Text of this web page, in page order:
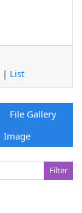
| List
File Gallery
Image